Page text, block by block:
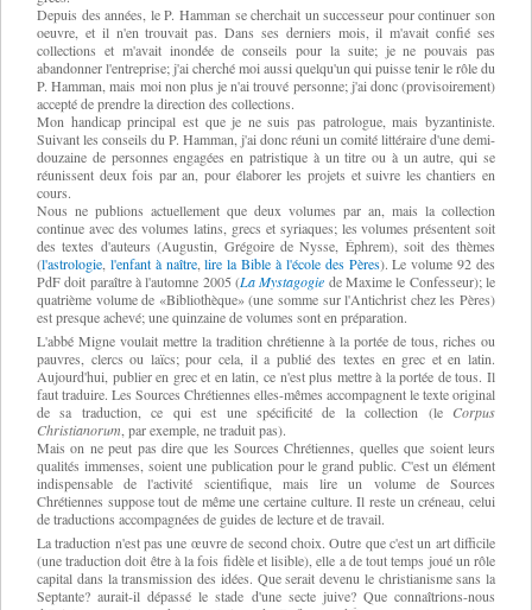
Depuis des années, le P. Hamman se cherchait un successeur pour continuer son
oeuvre, et il n'en trouvait pas. Dans ses derniers mois, il m'avait confié ses
collections et m'avait inondée de conseils pour la suite; je ne pouvais pas
abandonner l'entreprise; j'ai cherché moi aussi quelqu'un qui puisse tenir le rôle du
P. Hamman, mais moi non plus je n'ai trouvé personne; j'ai donc (provisoirement)
accepté de prendre la direction des collections.
Mon handicap principal est que je ne suis pas patrologue, mais byzantiniste.
Suivant les conseils du P. Hamman, j'ai donc réuni un comité littéraire d'une demi-
douzaine de personnes engagées en patristique à un titre ou à un autre, qui se
réunissent deux fois par an, pour élaborer les projets et suivre les chantiers en
cours.
Nous ne publions actuellement que deux volumes par an, mais la collection
continue avec des volumes latins, grecs et syriaques; les volumes présentent soit
des textes d'auteurs (Augustin, Grégoire de Nysse, Éphrem), soit des thèmes
(l'astrologie l'enfant à naître,lire la Bible à l'école des Pères). Le volume 92 des
PdF doit paraître à l'automne 2005 (La Mystagogie de Maxime le Confesseur); le
quatrième volume de «Bibliothèque» (une somme sur l'Antichrist chez les Pères)
est presque achevé; une quinzaine de volumes sont en préparation.
L'abbé Migne voulait mettre la tradition chrétienne à la portée de tous, riches ou
pauvres, clercs ou laïcs; pour cela, il a publié des textes en grec et en latin.
Aujourd'hui, publier en grec et en latin, ce n'est plus mettre à la portée de tous. Il
faut traduire. Les Sources Chrétiennes elles-mêmes accompagnent le texte original
de sa traduction, ce qui est une spécificité de la collection (le Corpus
Christianorum , par exemple, ne traduit pas).
Mais on ne peut pas dire que les Sources Chrétiennes, quelles que soient leurs
qualités immenses, soient une publication pour le grand public. C'est un élément
indispensable de l'activité scientifique, mais lire un volume de Sources
Chrétiennes suppose tout de même une certaine culture. Il reste un créneau, celui
de traductions accompagnées de guides de lecture et de travail.
La traduction n'est pas une œuvre de second choix. Outre que c'est un art difficile
(une traduction doit être à la fois fidèle et lisible), elle a de tout temps joué un rôle
capital dans la transmission des idées. Que serait devenu le christianisme sans la
Septante? aurait-il dépassé le stade d'une secte juive? Que connaîtrions-nous